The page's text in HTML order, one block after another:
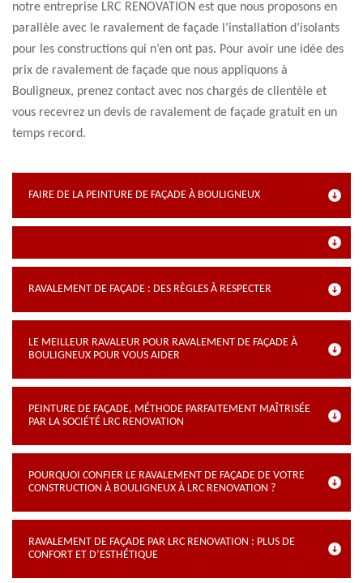
notre entreprise LRC RENOVATION est que nous proposons en
parallèle avec le ravalement de façade l’installation d’isolants
pour les constructions qui n’en ont pas. Pour avoir une idée des
prix de ravalement de façade que nous appliquons à
Bouligneux, prenez contact avec nos chargés de clientèle et
vous recevrez un devis de ravalement de façade gratuit en un
temps record.
FAIRE DE LA PEINTURE DE FAÇADE À BOULIGNEUX
RAVALEMENT DE FAÇADE : DES RÈGLES À RESPECTER
LE MEILLEUR RAVALEUR POUR RAVALEMENT DE FAÇADE À
BOULIGNEUX POUR VOUS AIDER
PEINTURE DE FAÇADE, MÉTHODE PARFAITEMENT MAÎTRISÉE
PAR LA SOCIÉTÉ LRC RENOVATION
POURQUOI CONFIER LE RAVALEMENT DE FAÇADE DE VOTRE
CONSTRUCTION À BOULIGNEUX À LRC RENOVATION ?
RAVALEMENT DE FAÇADE PAR LRC RENOVATION : PLUS DE
CONFORT ET D’ESTHÉTIQUE